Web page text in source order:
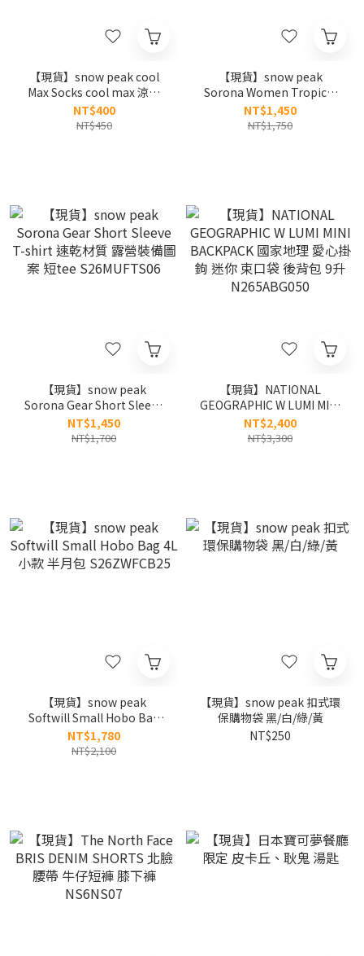
【現貨】snow peak cool
Max Socks cool max 涼感
字串襪 襪子 S26ZUTSO89
NT$400
NT$450
【現貨】snow peak
Sorona Women Tropical
Short Sleeve T-shirt 26SS
女款 花卉植物 短tee
NT$1,450
NT$1,750
【現貨】snow peak
Sorona Gear Short Sleeve
T-shirt 速乾材質 露營裝備
圖案 短tee S26MUFTS06
NT$1,450
NT$1,700
【現貨】NATIONAL
GEOGRAPHIC W LUMI MINI
BACKPACK 國家地理 愛心掛
鉤 迷你 束口袋 後背包 9升
NT$2,400
NT$3,300
【現貨】snow peak
Softwill Small Hobo Bag
4L 小款 半月包
S26ZWFCB25
NT$1,780
NT$2,100
【現貨】snow peak 扣式環
保購物袋 黑/白/綠/黃
NT$250